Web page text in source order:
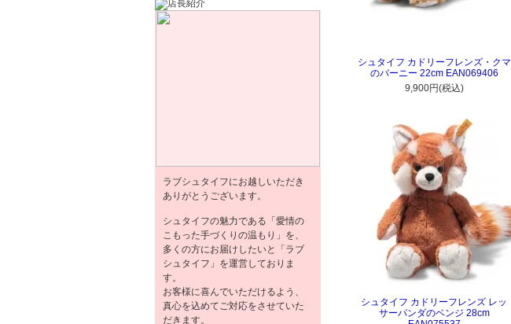
ラブシュタイフにお越しいただき
ありがとうございます。
シュタイフの魅力である「愛情の
こもった手づくりの温もり」を、
多くの方にお届けしたいと「ラブ
シュタイフ」を運営しておりま
す。
お客様に喜んでいただけるよう、
真心を込めてご対応をさせていた
だきます。
シュタイフ カドリーフレンズ・クマ
のバーニー 22cm EAN069406
9,900円(税込)
シュタイフ カドリーフレンズ レッ
サーパンダのベンジ 28cm